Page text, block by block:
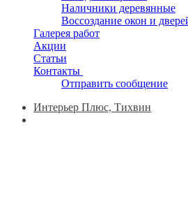
Наличники деревянные
Воссоздание окон и
Галерея работ
Акции
Статьи
Контакты
Отправить сообщение
Интерьер Плюс, Тихвин